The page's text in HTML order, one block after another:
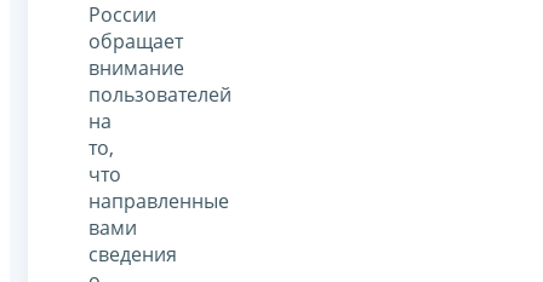
России
обращает
внимание
пользователей
на
то,
что
направленные
вами
сведения